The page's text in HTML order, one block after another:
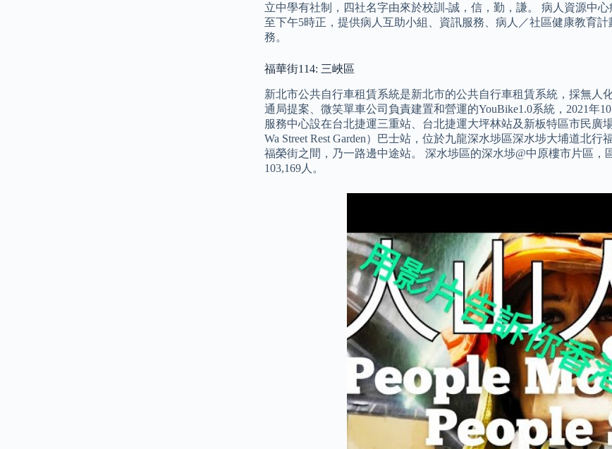
立中學有社制，四社名字由來於校訓-誠，信，勤，謙。 病人資源中
至下午5時正，提供病人互助小組、資訊服務、病人／社區健康教育
務。
福華街114: 三峽區
新北市公共自行車租賃系統是新北市的公共自行車租賃系統，採無人
通局提案、微笑單車公司負責建置和營運的YouBike1.0系統，2021年
服務中心設在台北捷運三重站、台北捷運大坪林站及新板特區市民廣
Wa Street Rest Garden）巴士站，位於九龍深水埗區深水埗大埔道北
福榮街之間，乃一路邊中途站。 深水埗區的深水埗@中原樓市片區，
103,169人。